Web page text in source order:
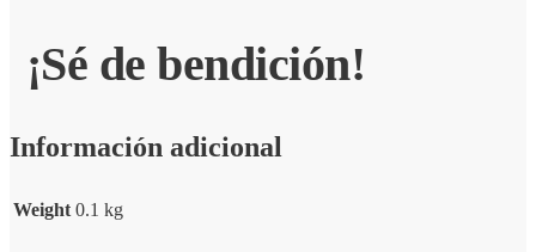
¡Sé de bendición!
Información adicional
Weight 0.1 kg